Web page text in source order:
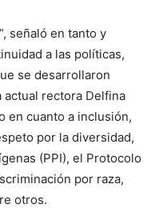
señaló en tanto y
a las políticas,
se desarrollaron
rectora Delfina
en cuanto a inclusión,
por la diversidad,
(PPI), el Protocolo
por raza,
otros.